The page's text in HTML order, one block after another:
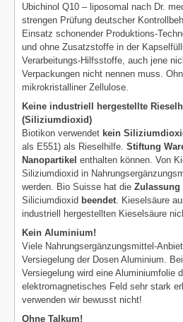
Ubichinol Q10 – liposomal nach Dr.
strengen Prüfung deutscher
Einsatz schonender Produktions-
und ohne Zusatzstoffe in der
Verarbeitungs-Hilfsstoffe, auch jene
Verpackungen nicht nennen muss.
mikrokristalliner Zellulose.
Keine industriell hergestellte
(Siliziumdioxid)
Biotikon verwendet kein
als E551) als Rieselhilfe. Stiftung
Nanopartikel enthalten können. Von
Siliziumdioxid in
werden. Bio Suisse hat die Zulassung
Siliciumdioxid beendet . Kieselsäure
industriell hergestellten Kieselsäure
Kein Aluminium!
Viele Nahrungsergänzungsmittel-
Versiegelung der Dosen Aluminium.
Versiegelung wird eine Aluminiumfolie
elektromagnetisches Feld sehr stark
verwenden wir bewusst nicht!
Ohne Talkum!